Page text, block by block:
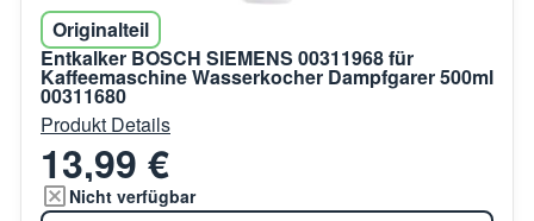
Originalteil
Entkalker BOSCH SIEMENS 00311968 für
Kaffeemaschine Wasserkocher Dampfgarer 500ml
00311680
Produkt Details
13,99 €
Nicht verfügbar